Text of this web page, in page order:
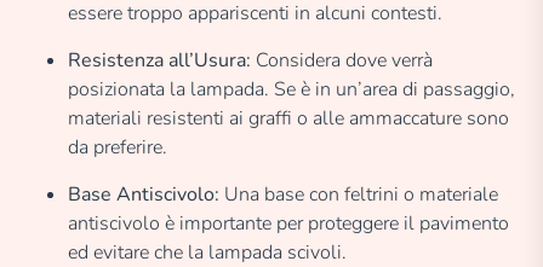
essere troppo appariscenti in alcuni contesti.
Resistenza all’Usura: Considera dove verrà
posizionata la lampada. Se è in un’area di passaggio,
materiali resistenti ai graffi o alle ammaccature sono
da preferire.
Base Antiscivolo: Una base con feltrini o materiale
antiscivolo è importante per proteggere il pavimento
ed evitare che la lampada scivoli.